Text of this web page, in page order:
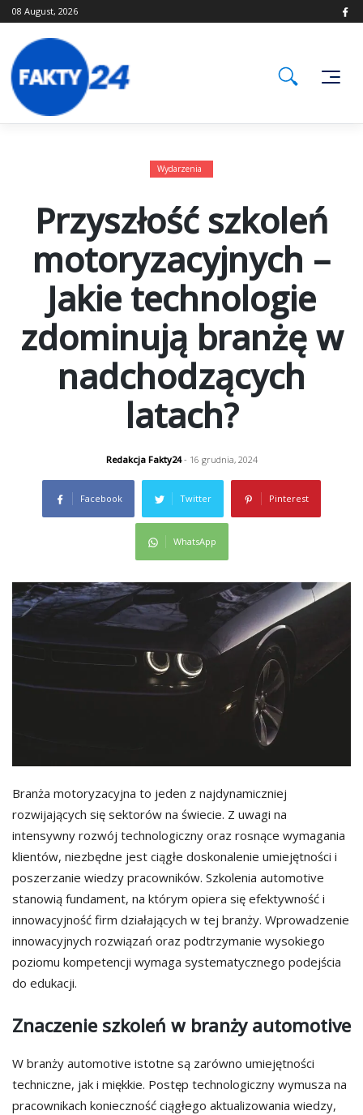
Skip
to
08 August, 2026
Wydarzenia
Przyszłość szkoleń
motoryzacyjnych –
Jakie technologie
zdominują branżę w
nadchodzących
latach?
Redakcja Fakty24- 16 grudnia, 2024
Facebook Twitter Pinterest
WhatsApp
Branża motoryzacyjna to jeden z najdynamiczniej
rozwijających się sektorów na świecie. Z uwagi na
intensywny rozwój technologiczny oraz rosnące wymagania
klientów, niezbędne jest ciągłe doskonalenie umiejętności i
poszerzanie wiedzy pracowników. Szkolenia automotive
stanowią fundament, na którym opiera się efektywność i
innowacyjność firm działających w tej branży. Wprowadzenie
innowacyjnych rozwiązań oraz podtrzymanie wysokiego
poziomu kompetencji wymaga systematycznego podejścia
do edukacji.
Znaczenie szkoleń w branży automotive
W branży automotive istotne są zarówno umiejętności
techniczne, jak i miękkie. Postęp technologiczny wymusza na
pracownikach konieczność ciągłego aktualizowania wiedzy,